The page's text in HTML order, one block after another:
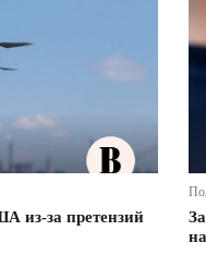
из-за претензий